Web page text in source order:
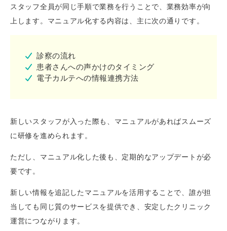
スタッフ全員が同じ手順で業務を行うことで、業務効率が向
上します。マニュアル化する内容は、主に次の通りです。
診察の流れ
患者さんへの声かけのタイミング
電子カルテへの情報連携方法
新しいスタッフが入った際も、マニュアルがあればスムーズ
に研修を進められます。
ただし、マニュアル化した後も、定期的なアップデートが必
要です。
新しい情報を追記したマニュアルを活用することで、誰が担
当しても同じ質のサービスを提供でき、安定したクリニック
運営につながります。